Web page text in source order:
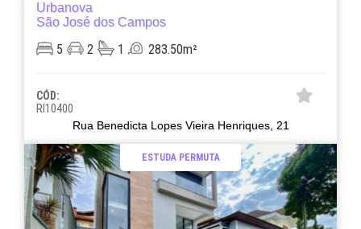
Urbanova
São José dos Campos
5 2 1 283.50m²
CÓD:
RI10400
Rua Benedicta Lopes Vieira Henriques, 21
ESTUDA PERMUTA